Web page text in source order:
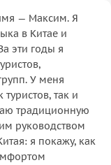
— Максим. Я
в Китае и
эти годы я
У меня
так и
традиционную
руководством
я покажу, как